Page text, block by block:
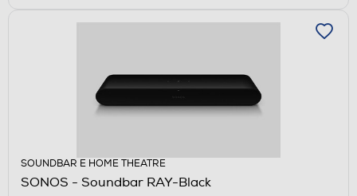
SOUNDBAR E HOME THEATRE
SONOS - Soundbar RAY-Black